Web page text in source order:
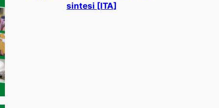
sintesi [ITA]